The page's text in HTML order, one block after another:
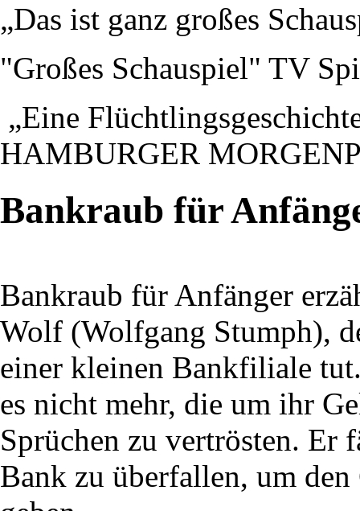
„Das ist ganz großes
"Großes Schauspiel" TV
„Eine
HAMBURGER
Bankraub für
Bankraub für Anfänger
Wolf (Wolfgang Stumph),
einer kleinen Bankfiliale
es nicht mehr, die um ihr
Sprüchen zu vertrösten. Er
Bank zu überfallen, um